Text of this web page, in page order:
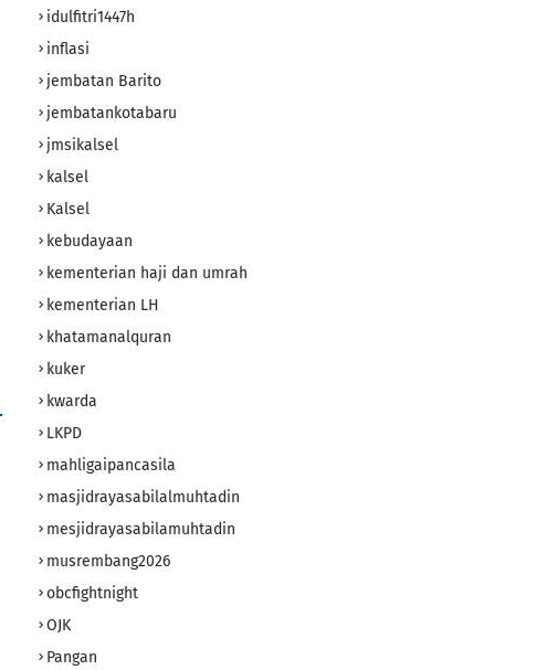
idulfitri1447h
inflasi
jembatan Barito
jembatankotabaru
jmsikalsel
kalsel
Kalsel
kebudayaan
kementerian haji dan umrah
kementerian LH
khatamanalquran
kuker
kwarda
LKPD
mahligaipancasila
masjidrayasabilalmuhtadin
mesjidrayasabilamuhtadin
musrembang2026
obcfightnight
OJK
Pangan